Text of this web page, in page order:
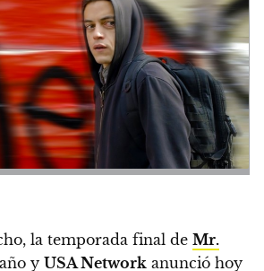
la temporada final de Mr.
y USA Network anunció hoy